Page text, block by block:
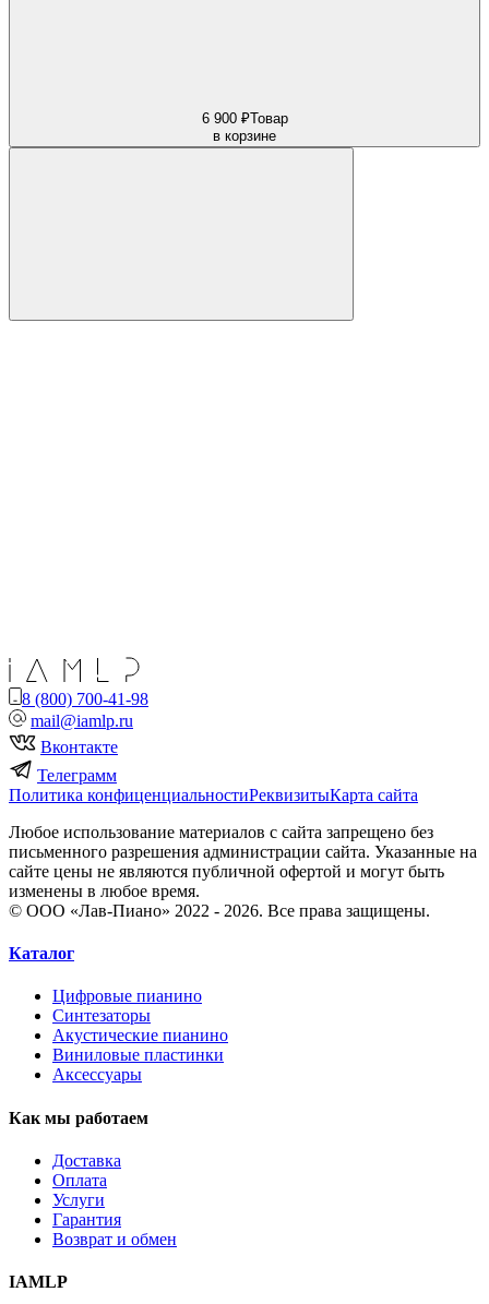
6 900 ₽Товар
в корзине
8 (800) 700-41-98
mail@iamlp.ru
Вконтакте
Телеграмм
Политика конфиценциальностиРеквизитыКарта сайта
Любое использование материалов с сайта запрещено без
письменного разрешения администрации сайта. Указанные на
сайте цены не являются публичной офертой и могут быть
изменены в любое время.
© ООО «Лав-Пиано» 2022 - 2026. Все права защищены.
Каталог
Цифровые пианино
Синтезаторы
Акустические пианино
Виниловые пластинки
Аксессуары
Как мы работаем
Доставка
Оплата
Услуги
Гарантия
Возврат и обмен
IAMLP